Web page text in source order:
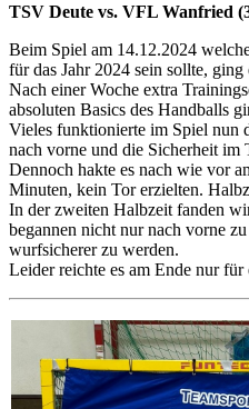
TSV Deute vs. VFL Wanfried
Beim Spiel am 14.12.2024
für das Jahr 2024 sein sollte,
Nach einer Woche extra
absoluten Basics des Handballs
Vieles funktionierte im Spiel nun
nach vorne und die Sicherheit im
Dennoch hakte es nach wie vor
Minuten, kein Tor erzielten.
In der zweiten Halbzeit fanden
begannen nicht nur nach vorne
wurfsicherer zu werden.
Leider reichte es am Ende nur für